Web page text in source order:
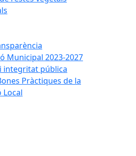
Municipal 2023-2027
integritat pública
Pràctiques de la
Local